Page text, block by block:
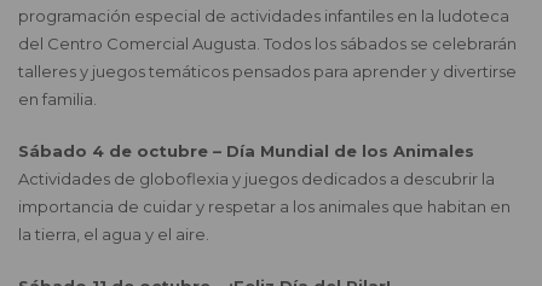
programación especial de actividades infantiles en la ludoteca
del Centro Comercial Augusta. Todos los sábados se celebrarán
talleres y juegos temáticos pensados para aprender y divertirse
en familia.
Sábado 4 de octubre – Día Mundial de los Animales
Actividades de globoflexia y juegos dedicados a descubrir la
importancia de cuidar y respetar a los animales que habitan en
la tierra, el agua y el aire.